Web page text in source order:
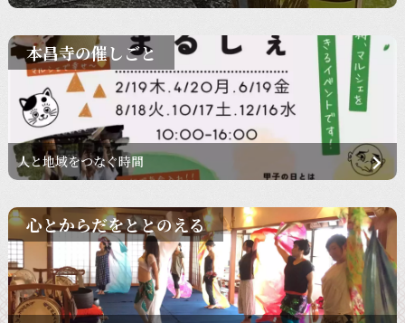
本昌寺の催しごと
人と地域をつなぐ時間
心とからだをととのえる